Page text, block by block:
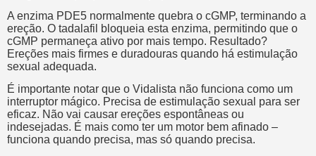
A enzima PDE5 normalmente quebra o cGMP, terminando a
ereção. O tadalafil bloqueia esta enzima, permitindo que o
cGMP permaneça ativo por mais tempo. Resultado?
Ereções mais firmes e duradouras quando há estimulação
sexual adequada.
É importante notar que o Vidalista não funciona como um
interruptor mágico. Precisa de estimulação sexual para ser
eficaz. Não vai causar ereções espontâneas ou
indesejadas. É mais como ter um motor bem afinado –
funciona quando precisa, mas só quando precisa.